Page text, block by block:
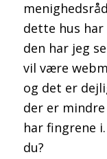
dette hus har
den har jeg
vil være
og det er
der er
har fingrene
du?